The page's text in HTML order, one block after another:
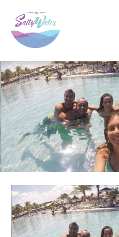
NOVEMBRO 24, 2020